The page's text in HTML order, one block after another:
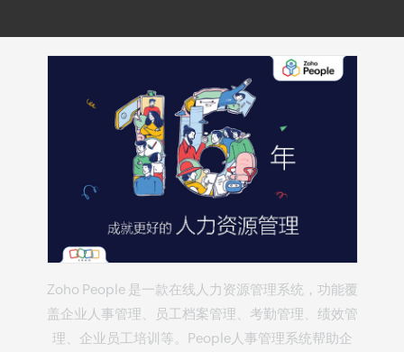
Zoho People 是一款在线人力资源管理系统 ，功能覆
盖企业人事管理、员工档案管理、考勤管理、绩效管
理、企业员工培训等。People人事管理系统帮助企